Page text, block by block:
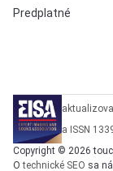
Predplatné
a ISSN
Copyright © 2026
Otechnické SEO sa